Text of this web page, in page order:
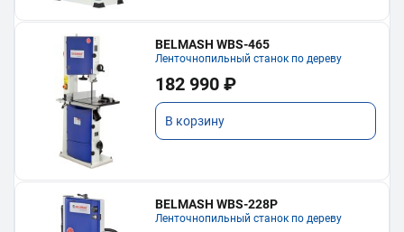
BELMASH WBS-465
Ленточнопильный станок по дереву
182 990 ₽
В корзину
BELMASH WBS-228P
Ленточнопильный станок по дереву